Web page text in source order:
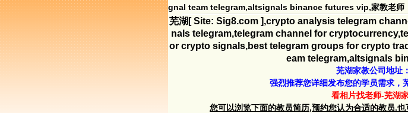
gnal team telegram,altsignals binance futures vip,家教老师
芜湖[ Site: Sig8.com ],crypto analysis telegram
nals telegram,telegram channel for
or crypto signals,best telegram groups for crypto
eam telegram,altsignals
芜湖家教公司地址
强烈推荐您详细发布您的学员需求，
看相片找老师-芜湖
您可以浏览下面的教员简历,预约您认为合适的教员.